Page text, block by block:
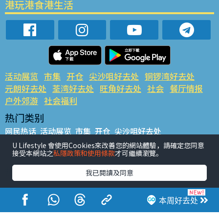
本周好去处
港玩港食港生活
活动展览 市集 开仓 尖沙咀好去处 铜锣湾好去处
元朗好去处 荃湾好去处 旺角好去处 社会 餐厅情报
户外郊游 社会福利
热门类别
网民热话 活动展览 市集 开仓 尖沙咀好去处
铜锣湾好去处 元朗好去处 荃湾好去处 旺角好去处 社会
餐厅情报 户外郊游
热门标签
#UGO揾好去处 #人气活动推介 #美食社群热话
#亲子玩乐好去处
#ULifestyle应用程式
#限时抢
#UJetso礼物放送
#ULifestyle商户中心 #著数 #网络热话
U Lifestyle 會使用Cookies來改善您的網站體驗，請確定您同意
接受本網站之私隱政策和使用條款才可繼續瀏覽。
我已閱讀及同意